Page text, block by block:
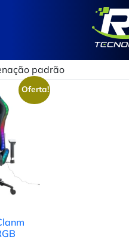
iluminação
Oferta!